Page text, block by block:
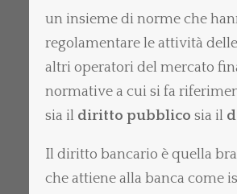
un insieme di norme che
regolamentare le attività
altri operatori del mercato
normative a cui si fa
sia il diritto pubblico sia il
Il diritto bancario è quella
che attiene alla banca come